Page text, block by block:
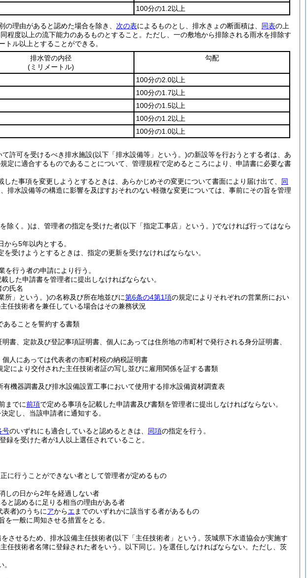
100分の1.2以上
の理由があると認めた場合を除き、 次の表によるものとし、排水きょの断面積は、 同表の上
程度以上の流下能力のあるものとすること。 ただし、一の敷地から排除される雨水を排除す
ル以上とすることができる。
排水管の内径
(ミリメートル)
勾配
100分の2.0以上
100分の1.7以上
100分の1.5以上
100分の1.2以上
100分の1.0以上
許可を受けるべき排水施設(以下「排水設備等」という。)の新設等を行おうとする者は、あ
定に適合するものであることについて、管理規程で定めるところにより、申請書に必要な書
た事項を変更しようとするときは、あらかじめその変更について書面により届け出て、 同
排水設備等の構造に影響を及ぼすおそれのない軽微な変更については、事前にその旨を管理
除く。)は、管理者の指定を受けた者(以下「指定工事店」という。)でなければ行ってはなら
ら5年以内とする。
受けようとするときは、指定の更新を受けなければならない。
行う者の申請により行う。
した申請書を管理者に提出しなければならない。
の氏名
所」という。)の名称及び所在地並びに第6条の4第1項の規定によりそれぞれの営業所におい
任技術者を兼任している場合はその兼務状況
あることを誓約する書類
書、定款及び登記事項証明書、個人にあっては住所地の市町村で発行される身分証明書、
人にあっては代表者の市町村税の納税証明書
定により交付された主任技術者証の写し並びに雇用関係を証する書類
機器調書及び排水設備設置工事において使用する排水設備資材調査表
までに前項で定める事項を記載した申請書及び書類を管理者に提出しなければならない。
定し、当該申請者に通知する。
号のいずれにも適合していると認めるときは、 同項の指定を行う。
録を受けた者が1人以上選任されていること。
に行うことができない者として管理者が定めるもの
しの日から2年を経過しない者
と認めるに足りる相当の理由がある者
表者)のうちにアからエ までのいずれかに該当する者があるもの
一般に周知させる措置をとる。
させるため、排水設備主任技術者(以下「主任技術者」という。茨城県下水道協会が実施す
任技術者名簿に登録された者をいう。以下同じ。)を選任しなければならない。 ただし、茨